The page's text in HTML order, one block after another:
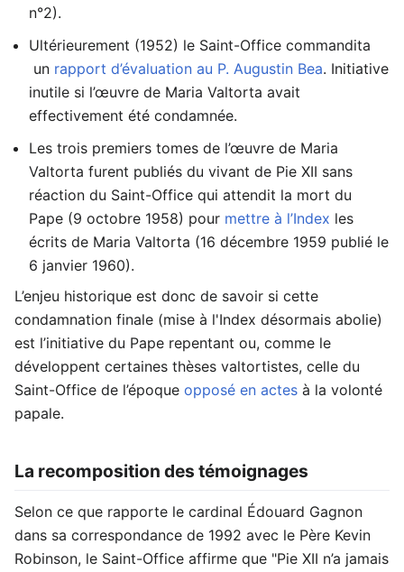
n°2).
Ultérieurement (1952) le Saint-Office commandita
un rapport d’évaluation au P. Augustin Bea. Initiative
inutile si l’œuvre de Maria Valtorta avait
effectivement été condamnée.
Les trois premiers tomes de l’œuvre de Maria
Valtorta furent publiés du vivant de Pie XII sans
réaction du Saint-Office qui attendit la mort du
Pape (9 octobre 1958) pour mettre à l’Index les
écrits de Maria Valtorta (16 décembre 1959 publié le
6 janvier 1960).
L’enjeu historique est donc de savoir si cette
condamnation finale (mise à l'Index désormais abolie)
est l’initiative du Pape repentant ou, comme le
développent certaines thèses valtortistes, celle du
Saint-Office de l’époque opposé en actes à la volonté
papale.
La recomposition des témoignages
Selon ce que rapporte le cardinal Édouard Gagnon
dans sa correspondance de 1992 avec le Père Kevin
Robinson, le Saint-Office affirme que "Pie XII n’a jamais